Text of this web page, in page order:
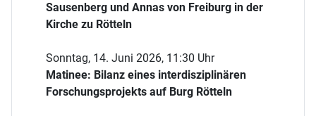
Sausenberg und Annas von Freiburg in der
Kirche zu Rötteln
Sonntag, 14. Juni 2026, 11:30 Uhr
Matinee: Bilanz eines interdisziplinären
Forschungsprojekts auf Burg Rötteln